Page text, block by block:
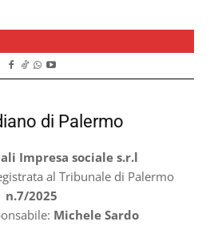
di Palermo
Impresa sociale s.r.l
al Tribunale di Palermo
n.7/2025
Michele Sardo